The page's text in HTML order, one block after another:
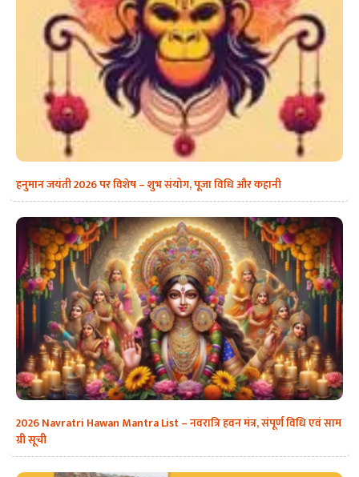
हनुमान जयंती 2026 पर विशेष – शुभ संयोग, पूजा विधि और कहानी
2026 Navratri Hawan Mantra List – नवरात्रि हवन मंत्र, संपूर्ण विधि एवं साम
ग्री सूची